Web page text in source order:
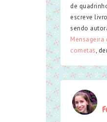
de
escreve
sendo
Mensageira
cometas,